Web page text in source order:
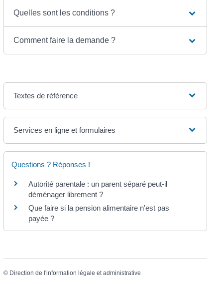
Quelles sont les conditions ?
Comment faire la demande ?
Textes de référence
Services en ligne et formulaires
Questions ? Réponses !
Autorité parentale : un parent séparé peut-il
déménager librement ?
Que faire si la pension alimentaire n'est pas
payée ?
© Direction de l'information légale et administrative